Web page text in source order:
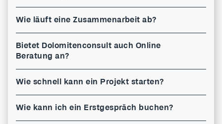
Wie läuft eine Zusammenarbeit ab?
Bietet Dolomitenconsult auch Online
Beratung an?
Wie schnell kann ein Projekt starten?
Wie kann ich ein Erstgespräch buchen?